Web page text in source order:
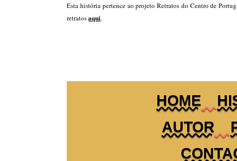
Esta história pertence ao projeto Retratos do Centro de
retratosaqui.
HOME
AUTOR